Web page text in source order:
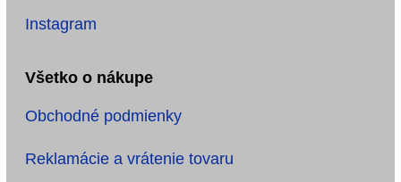
Instagram
Všetko o nákupe
Obchodné podmienky
Reklamácie a vrátenie tovaru